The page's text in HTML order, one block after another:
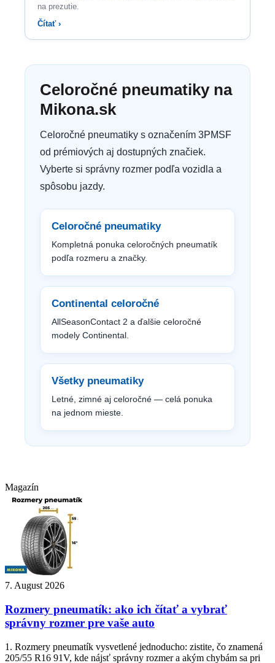
na prezutie.
Čítať ›
Celoročné pneumatiky na
Mikona.sk
Celoročné pneumatiky s označením 3PMSF
od prémiových aj dostupných značiek.
Vyberte si správny rozmer podľa vozidla a
spôsobu jazdy.
Celoročné pneumatiky
Kompletná ponuka celoročných pneumatík
podľa rozmeru a značky.
Continental celoročné
AllSeasonContact 2 a ďalšie celoročné
modely Continental.
Všetky pneumatiky
Letné, zimné aj celoročné — celá ponuka
na jednom mieste.
Magazín
7. August 2026
Rozmery pneumatík: ako ich čítať a vybrať
správny rozmer pre vaše auto
1. Rozmery pneumatík vysvetlené jednoducho: zistite, čo znamená
205/55 R16 91V, kde nájsť správny rozmer a akým chybám sa pri